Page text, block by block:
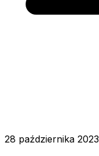
28 października 2023